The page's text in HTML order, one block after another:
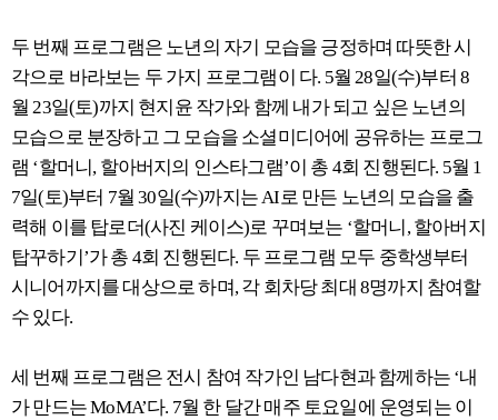
두 번째 프로그램은 노년의 자기 모습을 긍정하며 따뜻한 시
각으로 바라보는 두 가지 프로그램이 다. 5월 28일(수)부터 8
월 23일(토)까지 현지윤 작가와 함께 내가 되고 싶은 노년의
모습으로 분장하고 그 모습을 소셜미디어에 공유하는 프로그
램 ‘할머니, 할아버지의 인스타그램’이 총 4회 진행된다. 5월 1
7일(토)부터 7월 30일(수)까지는 AI로 만든 노년의 모습을 출
력해 이를 탑로더(사진 케이스)로 꾸며보는 ‘할머니, 할아버지
탑꾸하기’가 총 4회 진행된다. 두 프로그램 모두 중학생부터
시니어까지를 대상으로 하며, 각 회차당 최대 8명까지 참여할
수 있다.
세 번째 프로그램은 전시 참여 작가인 남다현과 함께하는 ‘내
가 만드는 MoMA’다. 7월 한 달간 매주 토요일에 운영되는 이